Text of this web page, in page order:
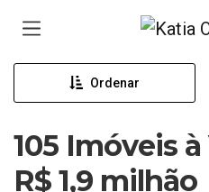
Página
Ordenar
105 Imóveis
R$ 1,9 milhão